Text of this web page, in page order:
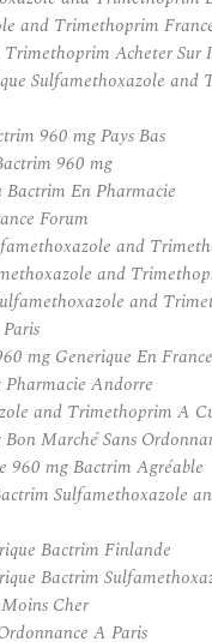
and Trimethoprim
Acheter Sur
Sulfamethoxazole and
960 mg Pays Bas
960 mg
En Pharmacie
Forum
and
and
and
mg Generique En France
Andorre
and Trimethoprim A
Marché Sans
960 mg Bactrim Agréable
Sulfamethoxazole
Bactrim Finlande
Bactrim
Cher
A Paris